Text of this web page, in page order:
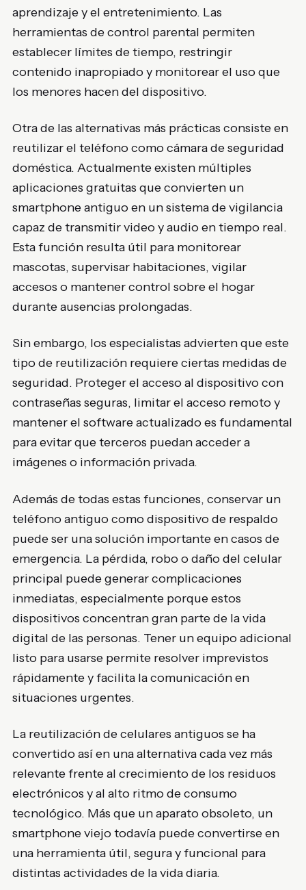
aprendizaje y el entretenimiento. Las
herramientas de control parental permiten
establecer límites de tiempo, restringir
contenido inapropiado y monitorear el uso que
los menores hacen del dispositivo.
Otra de las alternativas más prácticas consiste en
reutilizar el teléfono como cámara de seguridad
doméstica. Actualmente existen múltiples
aplicaciones gratuitas que convierten un
smartphone antiguo en un sistema de vigilancia
capaz de transmitir video y audio en tiempo real.
Esta función resulta útil para monitorear
mascotas, supervisar habitaciones, vigilar
accesos o mantener control sobre el hogar
durante ausencias prolongadas.
Sin embargo, los especialistas advierten que este
tipo de reutilización requiere ciertas medidas de
seguridad. Proteger el acceso al dispositivo con
contraseñas seguras, limitar el acceso remoto y
mantener el software actualizado es fundamental
para evitar que terceros puedan acceder a
imágenes o información privada.
Además de todas estas funciones, conservar un
teléfono antiguo como dispositivo de respaldo
puede ser una solución importante en casos de
emergencia. La pérdida, robo o daño del celular
principal puede generar complicaciones
inmediatas, especialmente porque estos
dispositivos concentran gran parte de la vida
digital de las personas. Tener un equipo adicional
listo para usarse permite resolver imprevistos
rápidamente y facilita la comunicación en
situaciones urgentes.
La reutilización de celulares antiguos se ha
convertido así en una alternativa cada vez más
relevante frente al crecimiento de los residuos
electrónicos y al alto ritmo de consumo
tecnológico. Más que un aparato obsoleto, un
smartphone viejo todavía puede convertirse en
una herramienta útil, segura y funcional para
distintas actividades de la vida diaria.